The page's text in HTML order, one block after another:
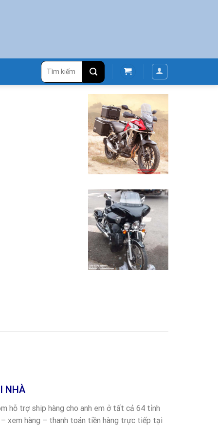
Tìm
kiếm:
NHÀ
hỗ trợ ship hàng cho anh em ở tất cả 64 tỉnh​
– xem hàng – thanh toán tiền hàng trực tiếp tại